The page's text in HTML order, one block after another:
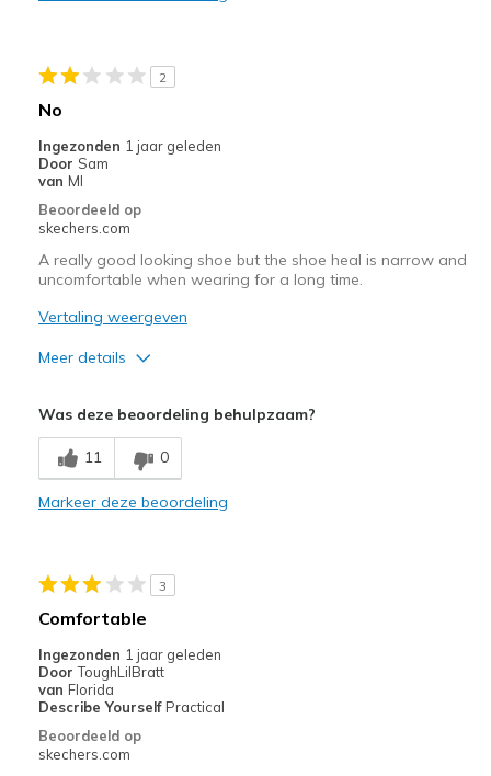
Feels true to width
Sizing
View On Shoes
Shoes are for Wearing
2
No
Ingezonden 1 jaar geleden
Door Sam
van MI
Beoordeeld op
skechers.com
A really good looking shoe but the shoe heal is narrow and
uncomfortable when wearing for a long time.
Vertaling weergeven
Meer details
Width
Feels too narrow
Sizing
Feels full size too small
Was deze beoordeling behulpzaam?
11 0
Markeer deze beoordeling
3
Comfortable
Ingezonden 1 jaar geleden
Door ToughLilBratt
van Florida
Describe Yourself Practical
Beoordeeld op
skechers.com